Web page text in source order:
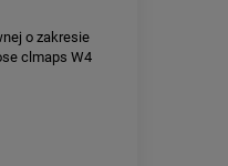
o zakresie
clmaps W4